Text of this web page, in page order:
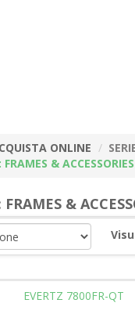
ONLINE
& ACCESSORIES
&
EVERTZ 7800FR-QT